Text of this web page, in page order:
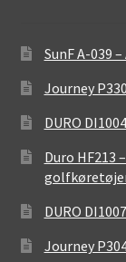
SunF A-039
Journey
DURO
Duro
DURO
Journey